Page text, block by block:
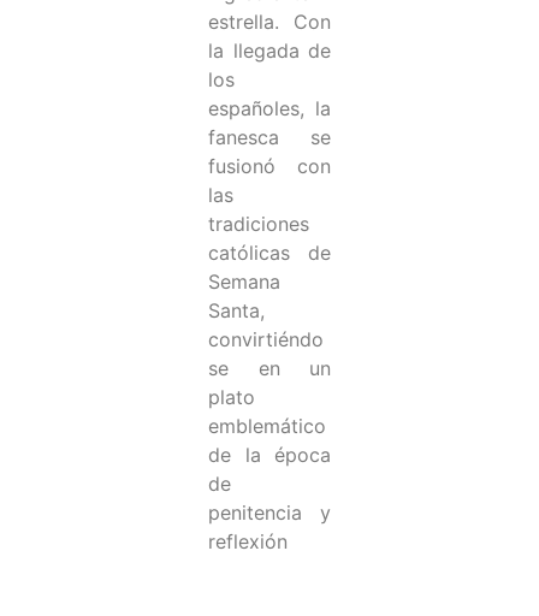
estrella. Con
la llegada de
los
españoles, la
fanesca se
fusionó con
las
tradiciones
católicas de
Semana
Santa,
convirtiéndo
se en un
plato
emblemático
de la época
de
penitencia y
reflexión